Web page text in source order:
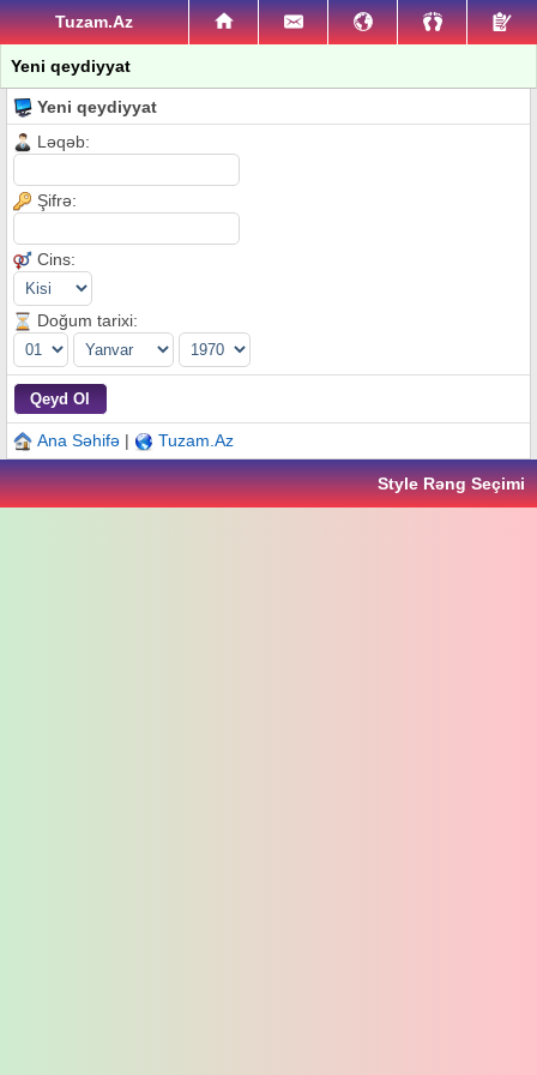
Tuzam.Az
Yeni qeydiyyat
Yeni qeydiyyat
Ləqəb:
Şifrə:
Cins:
Doğum tarixi:
Ana Səhifə | Tuzam.Az
Style Rəng Seçimi